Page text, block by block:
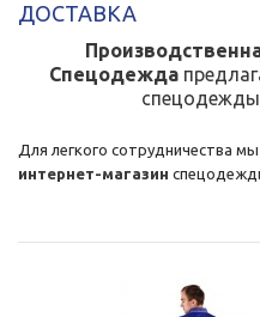
ДОСТАВКА
Спецодежда
спецодежды
Для легкого сотрудничества мы
интернет-магазин